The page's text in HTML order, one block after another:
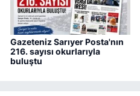
Gazeteniz Sarıyer Posta'nın
216. sayısı okurlarıyla
buluştu